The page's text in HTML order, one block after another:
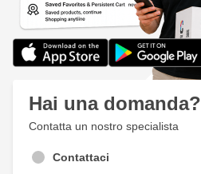
Hai una domanda?
Contatta un nostro specialista
Contattaci